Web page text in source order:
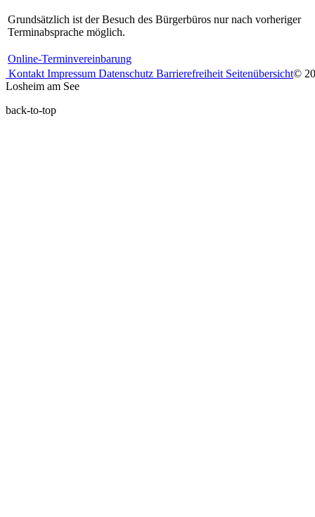
Grundsätzlich ist der Besuch des Bürgerbüros nur nach vorheriger
Terminabsprache möglich.
Online-Terminvereinbarung
Kontakt Impressum Datenschutz Barrierefreiheit Seitenübersicht©
Losheim am See
back-to-top